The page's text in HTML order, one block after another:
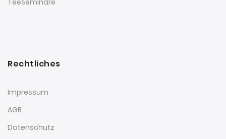
Rechtliches
Impressum
AGB
Datenschutz